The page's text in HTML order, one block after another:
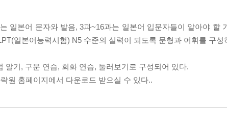
일본어 문자와 발음, 3과~16과는 일본어 입문자들이 알아야 할
일본어능력시험) N5 수준의 실력이 되도록 문형과 어휘를 구성
알기, 구문 연습, 회화 연습, 둘러보기로 구성되어 있다.
원 홈페이지에서 다운로드 받으실 수 있다..